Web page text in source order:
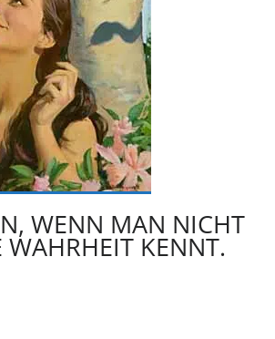
WENN MAN NICHT
WAHRHEIT KENNT.